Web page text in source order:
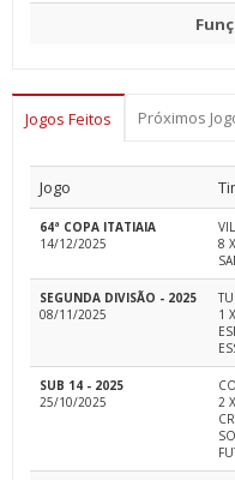
Jogos Feitos Próximos
Jogo
64ª COPA ITATIAIA
14/12/2025
8
SEGUNDA DIVISÃO - 2025
08/11/2025
1
SUB 14 - 2025
25/10/2025
2